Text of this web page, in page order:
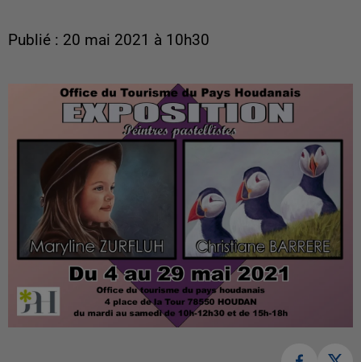
Publié : 20 mai 2021 à 10h30